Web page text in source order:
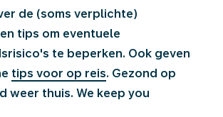
de (soms verplichte)
tips om eventuele
te beperken. Ook geven
tips voor op reis. Gezond op
weer thuis. We keep you